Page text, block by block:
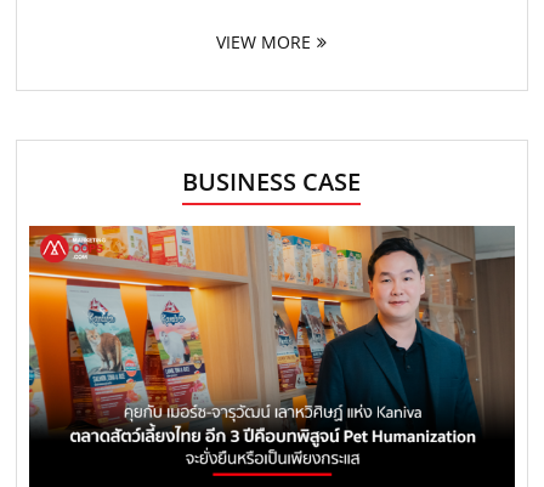
VIEW MORE
BUSINESS CASE